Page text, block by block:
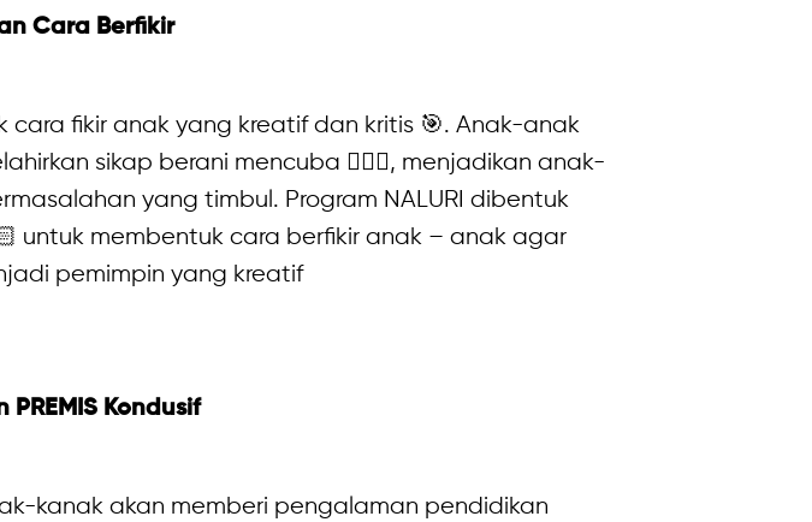
Cara Berfikir
fikir anak yang kreatif dan kritis 🎯. Anak-anak
sikap berani mencuba 🙋🏼‍♀, menjadikan anak-
yang timbul. Program NALURI dibentuk
untuk membentuk cara berfikir anak – anak agar
pemimpin yang kreatif
Kondusif
kanak akan memberi pengalaman pendidikan